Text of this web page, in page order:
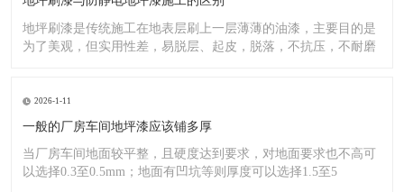
地坪刷漆是传统施工在地表层刷上一层薄薄的油漆，主要目的是
为了美观，但实用性差，易脱层、起皮，脱落，不抗压，不耐磨
2026-1-11
一般的厂房车间地坪漆应该铺多厚
当厂房车间地面较平整，且硬度达到要求，对地面要求也不高可
以选择0.3至0.5mm；地面有凹坑等则厚度可以选择1.5至5